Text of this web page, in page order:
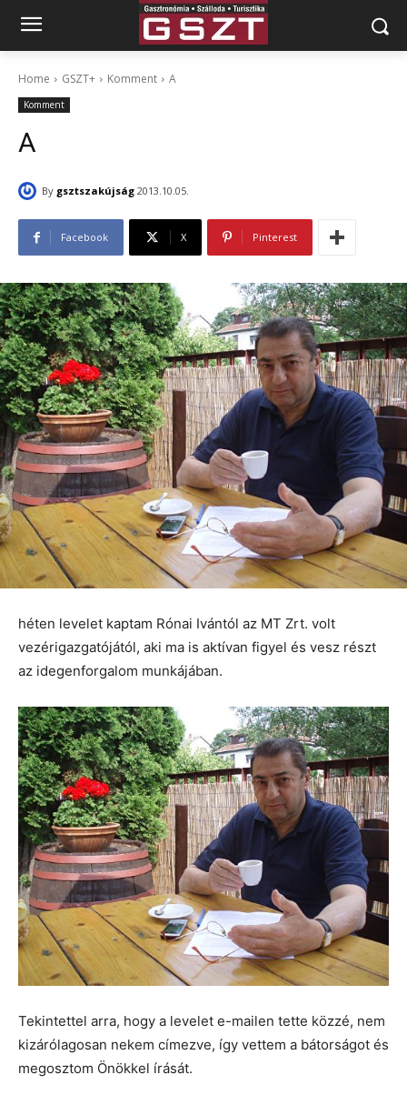
Home GSZT+ Komment A
Komment
A
By gsztszakújság 2013.10.05.
Facebook X Pinterest
héten levelet kaptam Rónai Ivántól az MT Zrt. volt
vezérigazgatójától, aki ma is aktívan figyel és vesz részt
az idegenforgalom munkájában.
Tekintettel arra, hogy a levelet e-mailen tette közzé, nem
kizárólagosan nekem címezve, így vettem a bátorságot és
megosztom Önökkel írását.